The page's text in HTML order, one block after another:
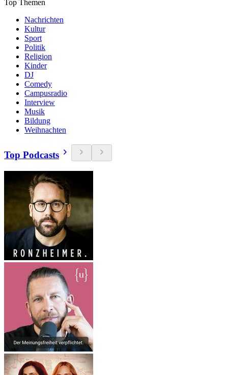
Top Themen
Nachrichten
Kultur
Sport
Politik
Religion
Kinder
DJ
Comedy
Campusradio
Interview
Musik
Bildung
Weihnachten
Top Podcasts